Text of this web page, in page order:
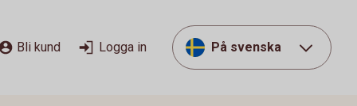
Bli kund Logga in På svenska